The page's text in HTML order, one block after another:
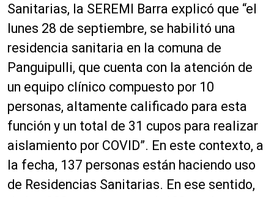
Sanitarias, la SEREMI Barra explicó que “el
lunes 28 de septiembre, se habilitó una
residencia sanitaria en la comuna de
Panguipulli, que cuenta con la atención de
un equipo clínico compuesto por 10
personas, altamente calificado para esta
función y un total de 31 cupos para realizar
aislamiento por COVID”. En este contexto, a
la fecha, 137 personas están haciendo uso
de Residencias Sanitarias. En ese sentido,